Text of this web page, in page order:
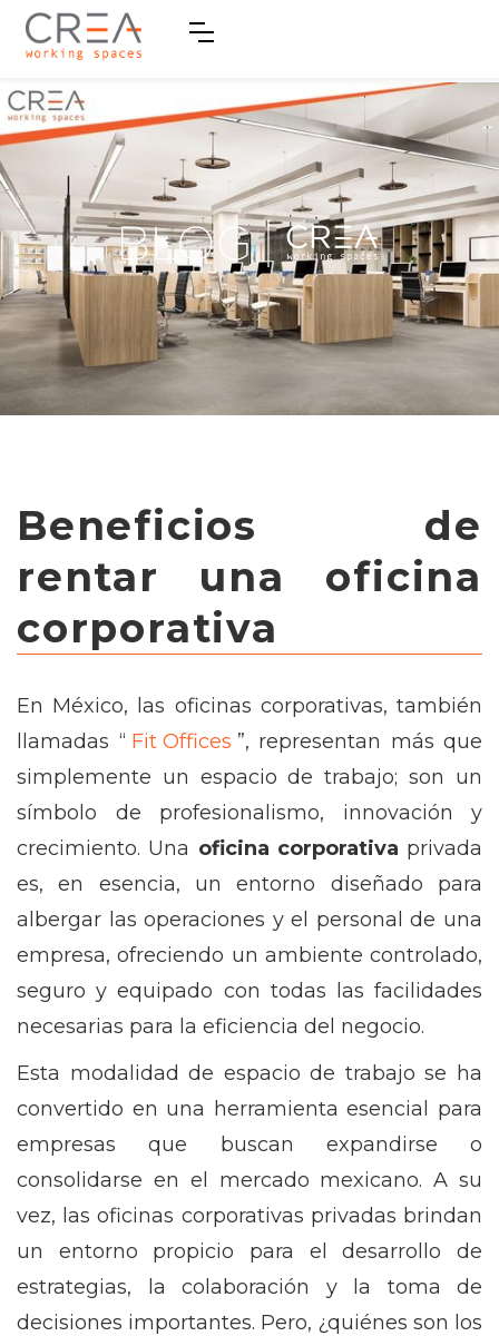
Beneficios de
rentar una oficina
corporativa
En México, las oficinas corporativas, también
llamadas “ Fit Offices ”, representan más que
simplemente un espacio de trabajo; son un
símbolo de profesionalismo, innovación y
crecimiento. Una oficina corporativa privada
es, en esencia, un entorno diseñado para
albergar las operaciones y el personal de una
empresa, ofreciendo un ambiente controlado,
seguro y equipado con todas las facilidades
necesarias para la eficiencia del negocio.
Esta modalidad de espacio de trabajo se ha
convertido en una herramienta esencial para
empresas que buscan expandirse o
consolidarse en el mercado mexicano. A su
vez, las oficinas corporativas privadas brindan
un entorno propicio para el desarrollo de
estrategias, la colaboración y la toma de
decisiones importantes. Pero, ¿quiénes son los